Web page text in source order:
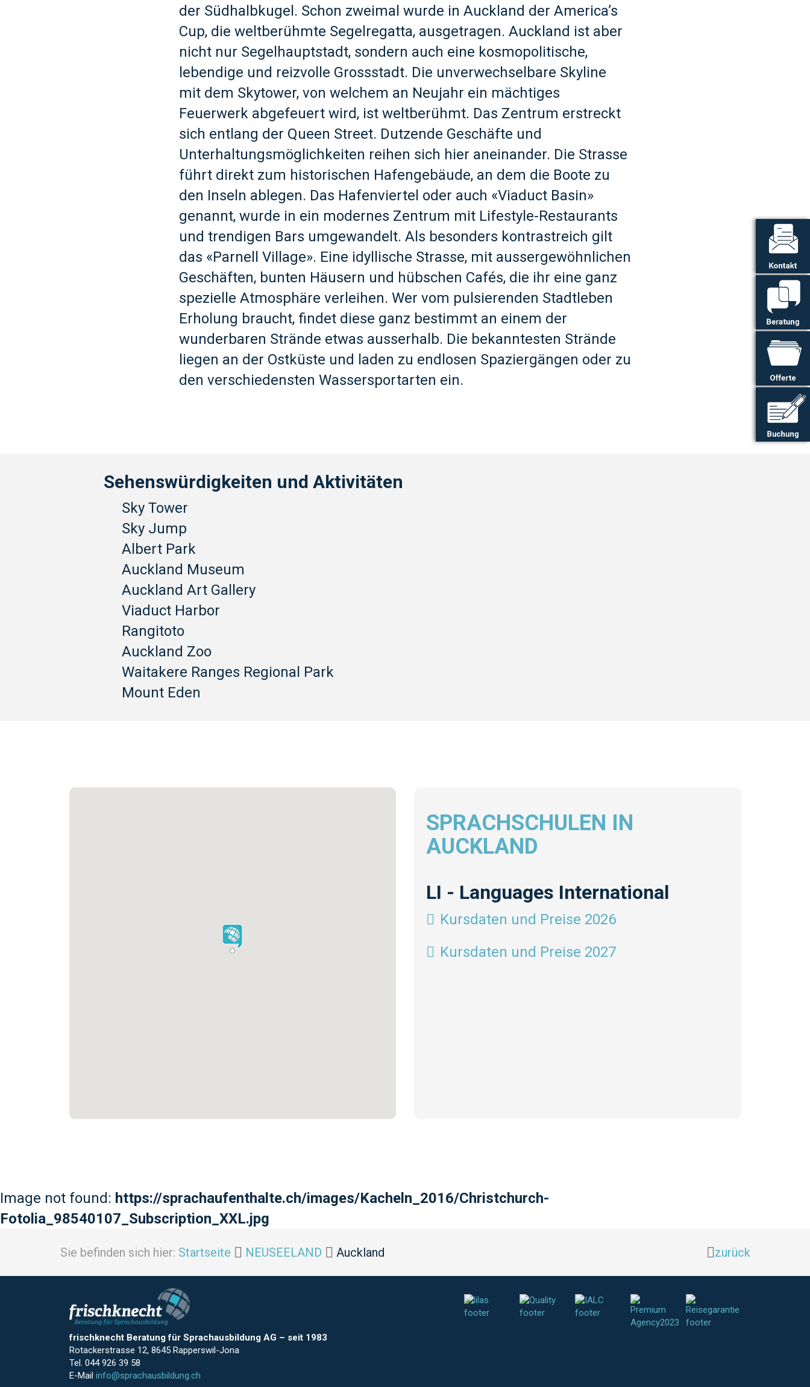
der Südhalbkugel. Schon zweimal wurde in Auckland der America’s
Cup, die weltberühmte Segelregatta, ausgetragen. Auckland ist aber
nicht nur Segelhauptstadt, sondern auch eine kosmopolitische,
lebendige und reizvolle Grossstadt. Die unverwechselbare Skyline
mit dem Skytower, von welchem an Neujahr ein mächtiges
Feuerwerk abgefeuert wird, ist weltberühmt. Das Zentrum erstreckt
sich entlang der Queen Street. Dutzende Geschäfte und
Unterhaltungsmöglichkeiten reihen sich hier aneinander. Die Strasse
führt direkt zum historischen Hafengebäude, an dem die Boote zu
den Inseln ablegen. Das Hafenviertel oder auch «Viaduct Basin»
genannt, wurde in ein modernes Zentrum mit Lifestyle-Restaurants
und trendigen Bars umgewandelt. Als besonders kontrastreich gilt
das «Parnell Village». Eine idyllische Strasse, mit aussergewöhnlichen
Geschäften, bunten Häusern und hübschen Cafés, die ihr eine ganz
spezielle Atmosphäre verleihen. Wer vom pulsierenden Stadtleben
Erholung braucht, findet diese ganz bestimmt an einem der
wunderbaren Strände etwas ausserhalb. Die bekanntesten Strände
liegen an der Ostküste und laden zu endlosen Spaziergängen oder zu
den verschiedensten Wassersportarten ein.
Sehenswürdigkeiten und Aktivitäten
Sky Tower
Sky Jump
Albert Park
Auckland Museum
Auckland Art Gallery
Viaduct Harbor
Rangitoto
Auckland Zoo
Waitakere Ranges Regional Park
Mount Eden
SPRACHSCHULEN IN
AUCKLAND
LI - Languages International
Kursdaten und Preise 2026
Kursdaten und Preise 2027
Image not found: https://sprachaufenthalte.ch/images/Kacheln_2016/Christchurch-
Fotolia_98540107_Subscription_XXL.jpg
Sie befinden sich hier: Startseite NEUSEELAND Auckland zurück
frischknecht Beratung für Sprachausbildung AG – seit 1983
Rotackerstrasse 12, 8645 Rapperswil-Jona
Tel. 044 926 39 58
E-Mail info@sprachausbildung.ch